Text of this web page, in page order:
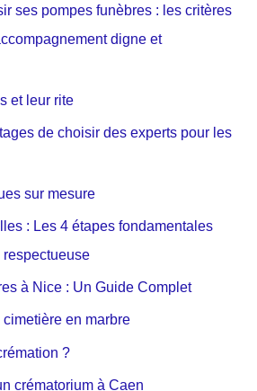
ses pompes funèbres : les critères
digne et
et leur rite
de choisir des experts pour les
sur mesure
: Les 4 étapes fondamentales
à Nice : Un Guide Complet
en marbre
?
crématorium à Caen